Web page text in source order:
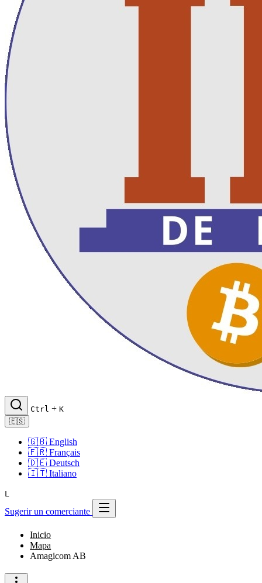
Ctrl + K
🇪🇸
🇬🇧 English
🇫🇷 Français
🇩🇪 Deutsch
🇮🇹 Italiano
L
Sugerir un comerciante
Inicio
Mapa
Amagicom AB